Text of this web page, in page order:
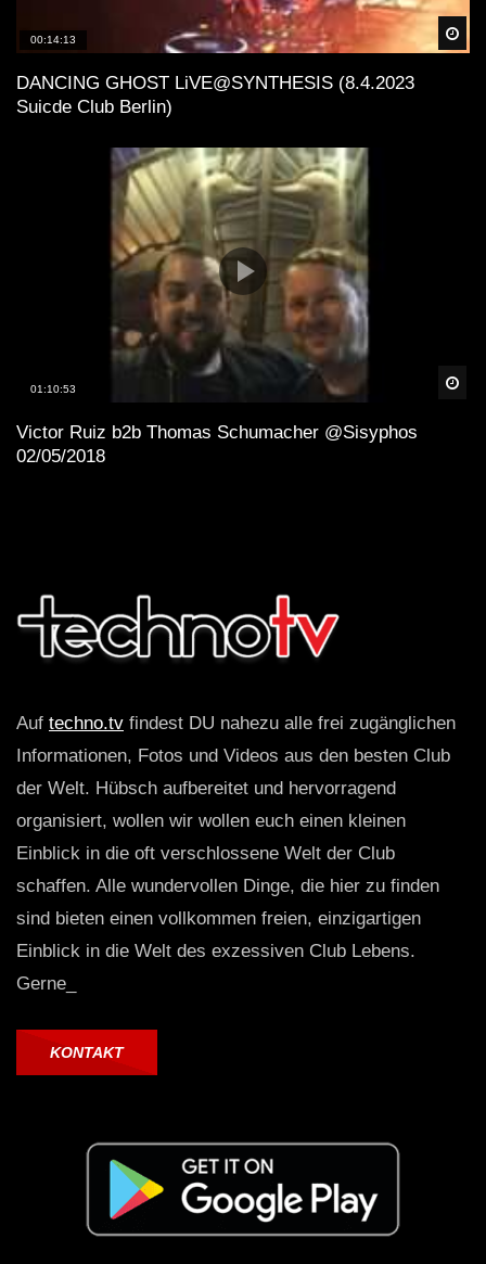
00:14:13
DANCING GHOST LiVE@SYNTHESIS (8.4.2023
Suicde Club Berlin)
01:10:53
Victor Ruiz b2b Thomas Schumacher @Sisyphos
02/05/2018
Auf techno.tv findest DU nahezu alle frei zugänglichen
Informationen, Fotos und Videos aus den besten Club
der Welt. Hübsch aufbereitet und hervorragend
organisiert, wollen wir wollen euch einen kleinen
Einblick in die oft verschlossene Welt der Club
schaffen. Alle wundervollen Dinge, die hier zu finden
sind bieten einen vollkommen freien, einzigartigen
Einblick in die Welt des exzessiven Club Lebens.
Gerne_
KONTAKT